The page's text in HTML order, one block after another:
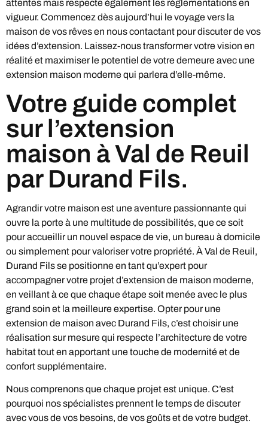
attentes mais respecte également les réglementations en
vigueur. Commencez dès aujourd’hui le voyage vers la
maison de vos rêves en nous contactant pour discuter de vos
idées d’extension. Laissez-nous transformer votre vision en
réalité et maximiser le potentiel de votre demeure avec une
extension maison moderne qui parlera d’elle-même.
Votre guide complet
sur l’extension
maison à Val de Reuil
par Durand Fils.
Agrandir votre maison est une aventure passionnante qui
ouvre la porte à une multitude de possibilités, que ce soit
pour accueillir un nouvel espace de vie, un bureau à domicile
ou simplement pour valoriser votre propriété. À Val de Reuil,
Durand Fils se positionne en tant qu’expert pour
accompagner votre projet d’extension de maison moderne,
en veillant à ce que chaque étape soit menée avec le plus
grand soin et la meilleure expertise. Opter pour une
extension de maison avec Durand Fils, c’est choisir une
réalisation sur mesure qui respecte l’architecture de votre
habitat tout en apportant une touche de modernité et de
confort supplémentaire.
Nous comprenons que chaque projet est unique. C’est
pourquoi nos spécialistes prennent le temps de discuter
avec vous de vos besoins, de vos goûts et de votre budget.